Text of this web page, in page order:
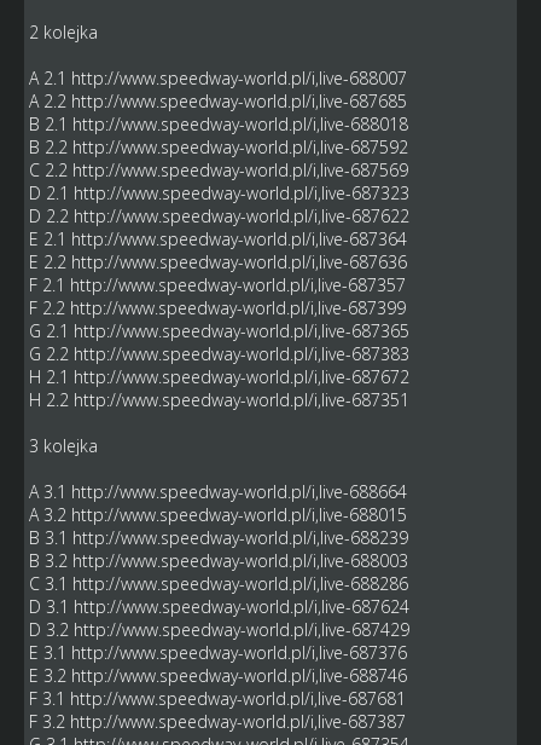
2 kolejka
A 2.1 http://www.speedway-world.pl/i,live-688007
A 2.2 http://www.speedway-world.pl/i,live-687685
B 2.1 http://www.speedway-world.pl/i,live-688018
B 2.2 http://www.speedway-world.pl/i,live-687592
C 2.2 http://www.speedway-world.pl/i,live-687569
D 2.1 http://www.speedway-world.pl/i,live-687323
D 2.2 http://www.speedway-world.pl/i,live-687622
E 2.1 http://www.speedway-world.pl/i,live-687364
E 2.2 http://www.speedway-world.pl/i,live-687636
F 2.1 http://www.speedway-world.pl/i,live-687357
F 2.2 http://www.speedway-world.pl/i,live-687399
G 2.1 http://www.speedway-world.pl/i,live-687365
G 2.2 http://www.speedway-world.pl/i,live-687383
H 2.1 http://www.speedway-world.pl/i,live-687672
H 2.2 http://www.speedway-world.pl/i,live-687351
3 kolejka
A 3.1 http://www.speedway-world.pl/i,live-688664
A 3.2 http://www.speedway-world.pl/i,live-688015
B 3.1 http://www.speedway-world.pl/i,live-688239
B 3.2 http://www.speedway-world.pl/i,live-688003
C 3.1 http://www.speedway-world.pl/i,live-688286
D 3.1 http://www.speedway-world.pl/i,live-687624
D 3.2 http://www.speedway-world.pl/i,live-687429
E 3.1 http://www.speedway-world.pl/i,live-687376
E 3.2 http://www.speedway-world.pl/i,live-688746
F 3.1 http://www.speedway-world.pl/i,live-687681
F 3.2 http://www.speedway-world.pl/i,live-687387